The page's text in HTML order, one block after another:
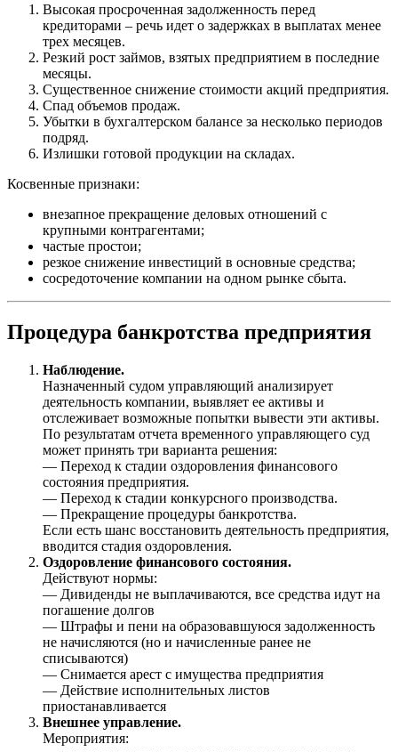
Высокая просроченная задолженность перед
кредиторами – речь идет о задержках в выплатах менее
трех месяцев.
Резкий рост займов, взятых предприятием в последние
месяцы.
Существенное снижение стоимости акций предприятия.
Спад объемов продаж.
Убытки в бухгалтерском балансе за несколько периодов
подряд.
Излишки готовой продукции на складах.
Косвенные признаки:
внезапное прекращение деловых отношений с
крупными контрагентами;
частые простои;
резкое снижение инвестиций в основные средства;
сосредоточение компании на одном рынке сбыта.
Процедура банкротства предприятия
Наблюдение.
Назначенный судом управляющий анализирует
деятельность компании, выявляет ее активы и
отслеживает возможные попытки вывести эти активы.
По результатам отчета временного управляющего суд
может принять три варианта решения:
— Переход к стадии оздоровления финансового
состояния предприятия.
— Переход к стадии конкурсного производства.
— Прекращение процедуры банкротства.
Если есть шанс восстановить деятельность предприятия,
вводится стадия оздоровления.
Оздоровление финансового состояния.
Действуют нормы:
— Дивиденды не выплачиваются, все средства идут на
погашение долгов
— Штрафы и пени на образовавшуюся задолженность
не начисляются (но и начисленные ранее не
списываются)
— Снимается арест с имущества предприятия
— Действие исполнительных листов
приостанавливается
Внешнее управление.
Мероприятия: